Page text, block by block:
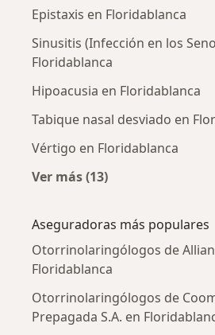
Epistaxis en Floridablanca
Sinusitis (Infección en los
Floridablanca
Hipoacusia en Floridablanca
Tabique nasal desviado en
Vértigo en Floridablanca
Ver más (13)
Aseguradoras más populares
Otorrinolaringólogos de
Floridablanca
Otorrinolaringólogos de
Prepagada S.A. en